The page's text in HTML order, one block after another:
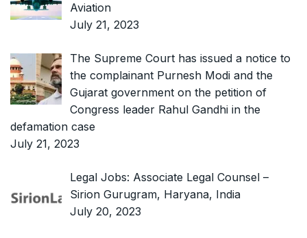
Aviation
July 21, 2023
The Supreme Court has issued a notice to
the complainant Purnesh Modi and the
Gujarat government on the petition of
Congress leader Rahul Gandhi in the
defamation case
July 21, 2023
Legal Jobs: Associate Legal Counsel –
Sirion Gurugram, Haryana, India
July 20, 2023